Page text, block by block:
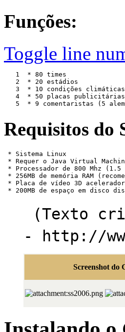
Funções:
Toggle line
   1
* 80 times
   2
* 20 estádios
   3
* 10 condições climáticas
   4
* 50 placas publicitá rias
   5
* 9 comentaristas ( 5 alem
Requisitos do
(Texto
- http://
Screenshot do